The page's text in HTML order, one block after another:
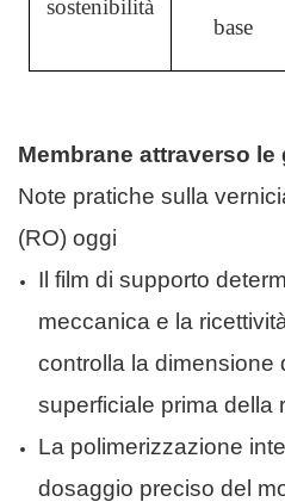
sostenibilità
base
Membrane attraverso le
Note pratiche sulla
(RO) oggi
Il film di supporto
meccanica e la
controlla la dimensione
superficiale prima della
La polimerizzazione
dosaggio preciso del